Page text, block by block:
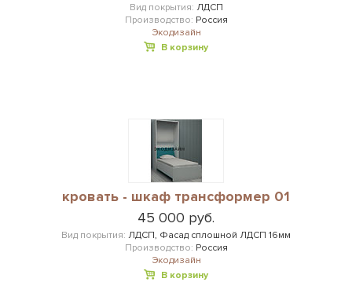
Вид покрытия: ЛДСП
Производство: Россия
Экодизайн
В корзину
кровать - шкаф трансформер 01
45 000 руб.
Вид покрытия: ЛДСП, Фасад сплошной ЛДСП 16мм
Производство: Россия
Экодизайн
В корзину